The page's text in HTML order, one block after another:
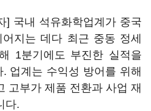
] 국내 석유화학업계가 중국
지는 데다 최근 중동 정세
1분기에도 부진한 실적을
업계는 수익성 방어를 위해
고부가 제품 전환과 사업 재
다.